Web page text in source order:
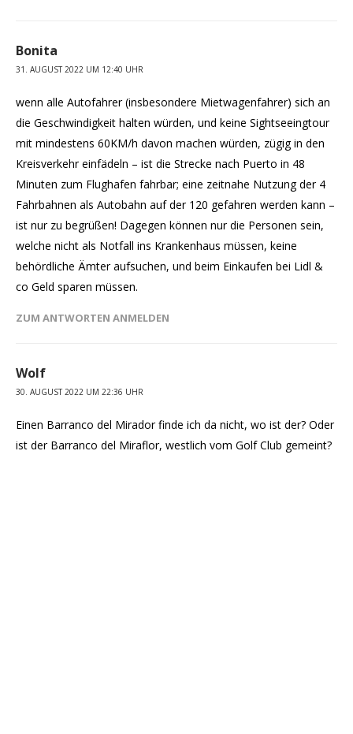
Bonita
31. AUGUST 2022 UM 12:40 UHR
wenn alle Autofahrer (insbesondere Mietwagenfahrer) sich an
die Geschwindigkeit halten würden, und keine Sightseeingtour
mit mindestens 60KM/h davon machen würden, zügig in den
Kreisverkehr einfädeln – ist die Strecke nach Puerto in 48
Minuten zum Flughafen fahrbar; eine zeitnahe Nutzung der 4
Fahrbahnen als Autobahn auf der 120 gefahren werden kann –
ist nur zu begrüßen! Dagegen können nur die Personen sein,
welche nicht als Notfall ins Krankenhaus müssen, keine
behördliche Ämter aufsuchen, und beim Einkaufen bei Lidl &
co Geld sparen müssen.
ZUM ANTWORTEN ANMELDEN
Wolf
30. AUGUST 2022 UM 22:36 UHR
Einen Barranco del Mirador finde ich da nicht, wo ist der? Oder
ist der Barranco del Miraflor, westlich vom Golf Club gemeint?